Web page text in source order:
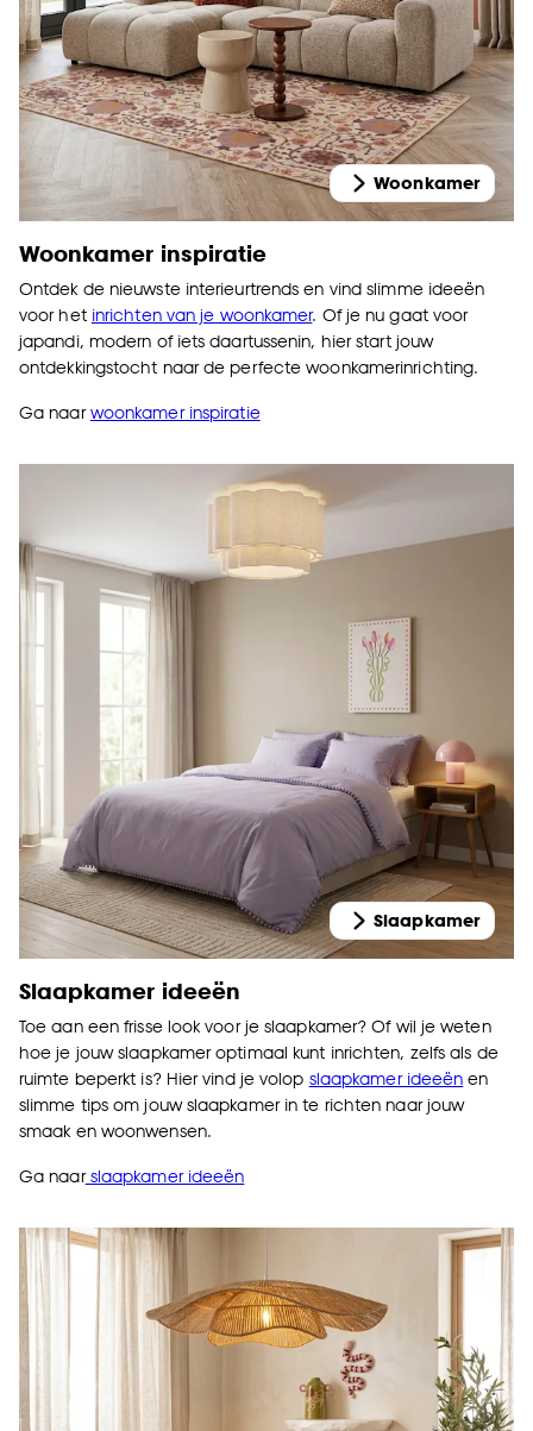
Woonkamer
Woonkamer inspiratie
Ontdek de nieuwste interieurtrends en vind slimme ideeën
voor het inrichten van je woonkamer. Of je nu gaat voor
japandi, modern of iets daartussenin, hier start jouw
ontdekkingstocht naar de perfecte woonkamerinrichting.
Ga naarwoonkamer inspiratie
Slaapkamer
Slaapkamer ideeën
Toe aan een frisse look voor je slaapkamer? Of wil je weten
hoe je jouw slaapkamer optimaal kunt inrichten, zelfs als de
ruimte beperkt is? Hier vind je volop slaapkamer ideeën en
slimme tips om jouw slaapkamer in te richten naar jouw
smaak en woonwensen.
Ga naarslaapkamer ideeën